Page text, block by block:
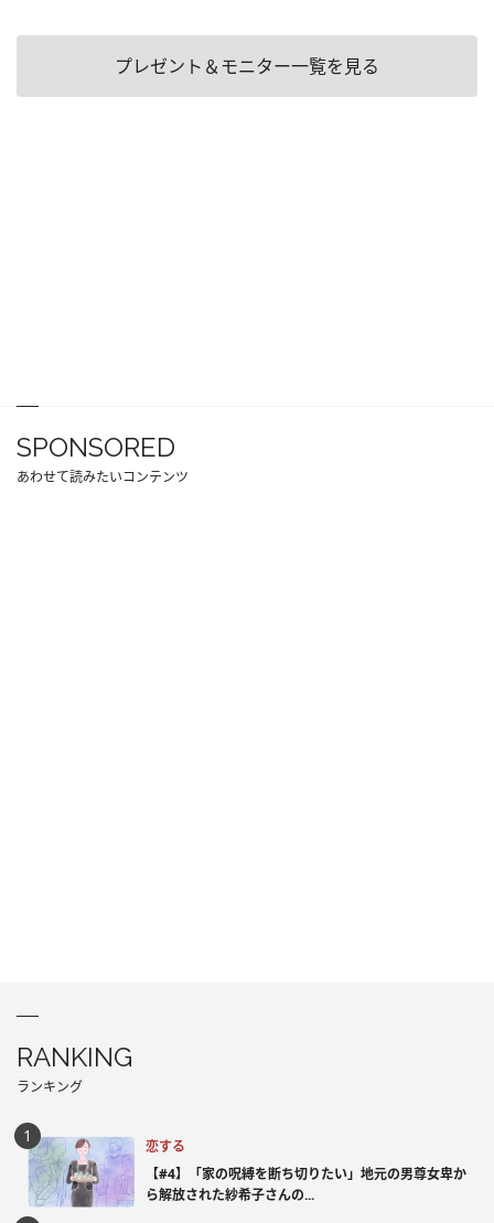
プレゼント＆モニター一覧を見る
SPONSORED
あわせて読みたいコンテンツ
RANKING
ランキング
恋する
【#4】「家の呪縛を断ち切りたい」地元の男尊女卑か
ら解放された紗希子さんの...